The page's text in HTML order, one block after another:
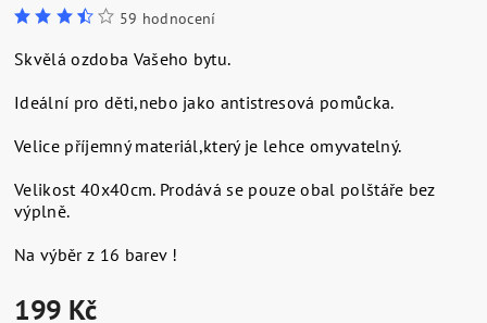
59 hodnocení
Skvělá ozdoba Vašeho bytu.
Ideální pro děti,nebo jako antistresová pomůcka.
Velice příjemný materiál,který je lehce omyvatelný.
Velikost 40x40cm. Prodává se pouze obal polštáře bez
výplně.
Na výběr z 16 barev !
199 Kč